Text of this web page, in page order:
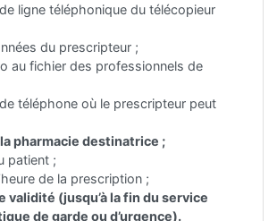
ligne téléphonique du télécopieur
du prescripteur ;
au fichier des professionnels de
téléphone où le prescripteur peut
pharmacie destinatrice ;
patient ;
de la prescription ;
validité (jusqu’à la fin du service
de garde ou d’urgence).